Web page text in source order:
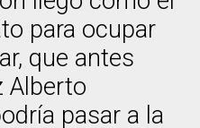
para ocupar
que antes
Alberto
pasar a la